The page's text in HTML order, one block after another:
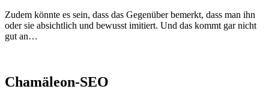
Zudem könnte es sein, dass das Gegenüber bemerkt, dass man ihn
oder sie absichtlich und bewusst imitiert. Und das kommt gar nicht
gut an…
Chamäleon-SEO